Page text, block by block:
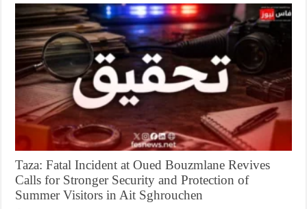
Taza: Fatal Incident at Oued Bouzmlane Revives
Calls for Stronger Security and Protection of
Summer Visitors in Ait Sghrouchen